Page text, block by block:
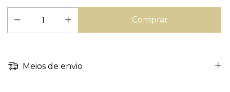
Meios de envio